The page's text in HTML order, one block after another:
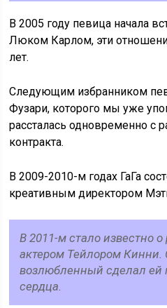
В 2005 году певица начала
Люком Карлом, эти
лет.
Следующим избранником
Фузари, которого мы уже
рассталась одновременно с
контракта.
В 2009-2010-м годах ГаГа
креативным директором
В 2011-м стало известно
актером Тейлором Кинни.
возлюбленный сделал ей
сердца.